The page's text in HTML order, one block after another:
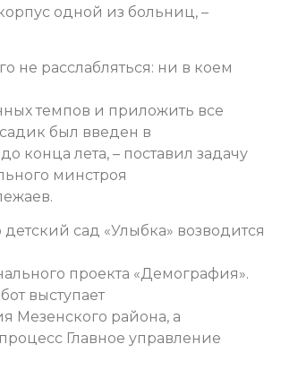
одной из больниц, –
не расслабляться: ни в коем
темпов и приложить все
был введен в
конца лета, – поставил задачу
минстроя
сад «Улыбка» возводится
проекта «Демография».
выступает
Мезенского района, а
Главное управление